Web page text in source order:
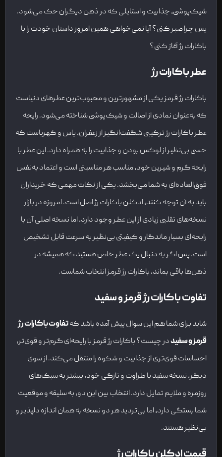
شیک‌پوشی، جذابیت و استایلی که در ذهن دیگران حک می‌شود.
پس چرا صبر کنی؟ آیا نمی‌خواهی همین امروز داستان خودت را با
باکارات رژ آغاز کنی؟
عطر باکارات رژ
باکارات رژ قرمز یکی از مشهورترین و محبوب‌ترین عطرهای دنیاست
که به‌عنوان نمادی از اصالت و شیک‌پوشی شناخته می‌شود. رایحه
عطر باکارات رژ ترکیبی شگفت‌انگیز از زعفران، یاس و کهرباست که
حسی بی‌نظیر از لوکس بودن و جذابیت را به همراه دارد. این عطر با
رایحه گرم و شیرین خود، مناسب هر مناسبتی است و اعتماد به‌نفس
فوق‌العاده‌ای به شما می‌بخشد. یکی از نکات مهمی که خریداران
باید به آن توجه کنند، ادکلن باکارات رژ اصل است. امروزه در بازار
نسخه‌های تقلبی زیادی از این عطر وجود دارد، اما نسخه اصلی آن با
رایحه‌ای بسیار ماندگار و کیفیتی بی‌نظیر به سرعت قابل تشخیص
است. پس اگر به دنبال یک عطر خاص هستید که همیشه در
ذهن‌ها باقی بماند، باکارات رژ قرمز انتخاب شماست.
تفاوت باکارات رژ قرمز و سفید
شاید برای شما هم این سوال پیش آمده باشد کهتفاوت باکارات رژ
قرمز و سفیددر چیست؟ باکارات رژ قرمز با رایحه‌ای گرم‌تر و قوی‌تر،
احساسات قوی‌تری از جذابیت و شکوه را منتقل می‌کند. از سوی
دیگر، نسخه سفید با طراوت و تازگی خود، بیشتر به سبک‌های
روزمره و ملایم تمایل دارد. انتخاب بین این دو، به سلیقه و موقعیت
شما بستگی دارد، اما بی‌تردید هر دو نسخه به همان اندازه دلپذیر و
بی‌نظیر هستند.